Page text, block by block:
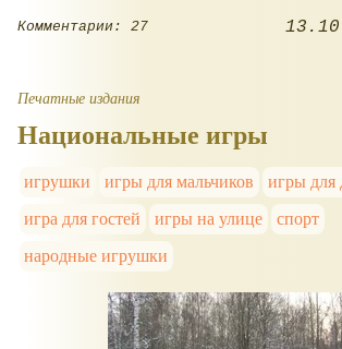
Комментарии: 27
Печатные издания
Национальные игры
игрушки игры для мальчиков
игры для
игра для гостей
игры на улице
спорт
народные игрушки